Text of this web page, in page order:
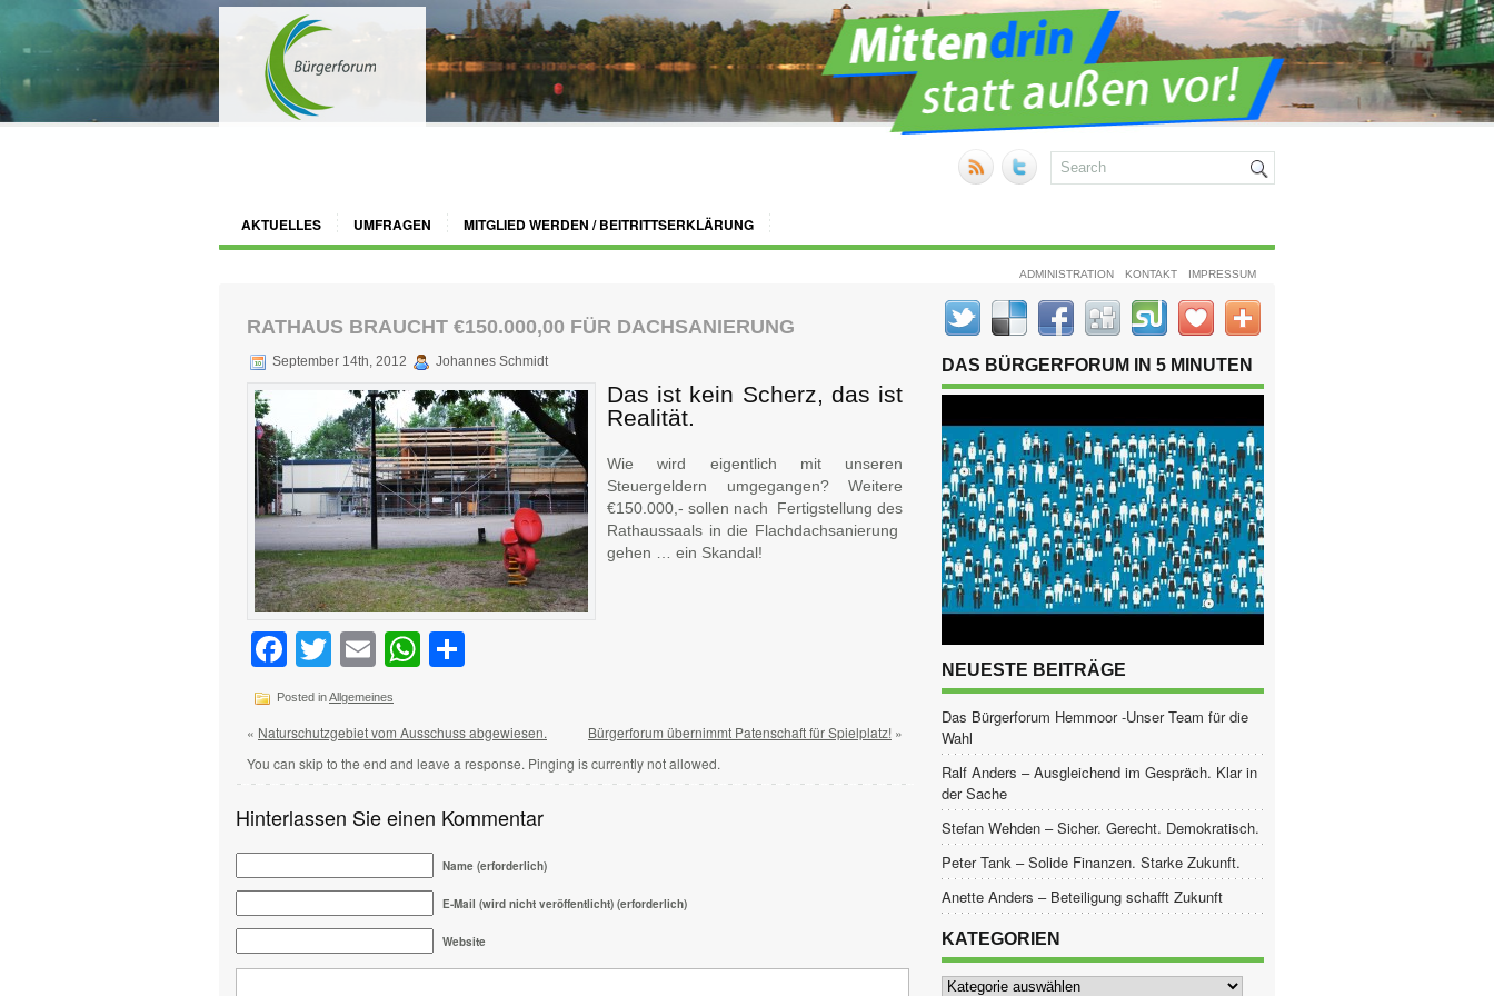
ADMINISTRATION KONTAKT IMPRESSUM
AKTUELLES UMFRAGEN MITGLIED WERDEN / BEITRITTSERKLÄRUNG
RATHAUS BRAUCHT €150.000,00 FÜR DACHSANIERUNG
September 14th, 2012 Johannes Schmidt
Das ist kein Scherz, das ist
Realität.
Wie wird eigentlich mit unseren
Steuergeldern umgegangen? Weitere
€150.000,- sollen nach Fertigstellung des
Rathaussaals in die Flachdachsanierung
gehen … ein Skandal!
Facebook
TwitterEmailWhatsApp
Posted inAllgemeines
« Naturschutzgebiet vom Ausschuss abgewiesen. Bürgerforum übernimmt Patenschaft für Spielplatz! »
You can skip to the end and leave a response. Pinging is currently not allowed.
Hinterlassen Sie einen Kommentar
Name (erforderlich)
E-Mail (wird nicht veröffentlicht) (erforderlich)
Website
DAS BÜRGERFORUM IN 5 MINUTEN
NEUESTE BEITRÄGE
Das Bürgerforum Hemmoor -Unser Team für die
Wahl
Ralf Anders – Ausgleichend im Gespräch. Klar in
der Sache
Stefan Wehden – Sicher. Gerecht. Demokratisch.
Peter Tank – Solide Finanzen. Starke Zukunft.
Anette Anders – Beteiligung schafft Zukunft
KATEGORIEN
Kategorien